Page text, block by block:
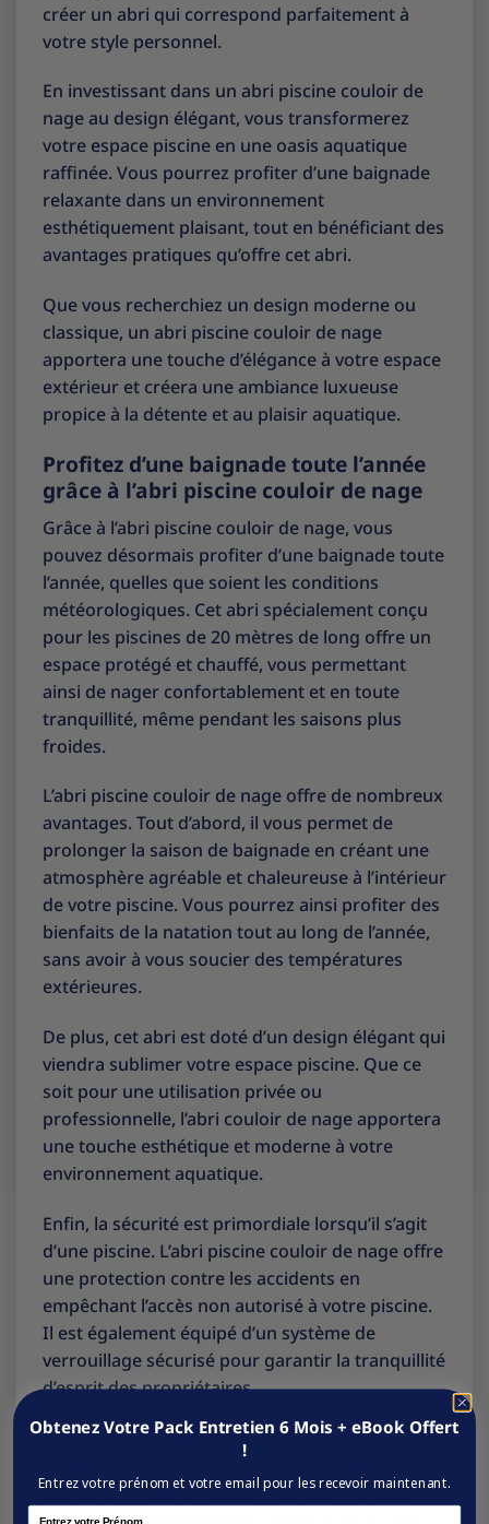
créer un abri qui correspond parfaitement à
votre style personnel.
En investissant dans un abri piscine couloir de
nage au design élégant, vous transformerez
votre espace piscine en une oasis aquatique
raffinée. Vous pourrez profiter d’une baignade
relaxante dans un environnement
esthétiquement plaisant, tout en bénéficiant des
avantages pratiques qu’offre cet abri.
Que vous recherchiez un design moderne ou
classique, un abri piscine couloir de nage
apportera une touche d’élégance à votre espace
extérieur et créera une ambiance luxueuse
propice à la détente et au plaisir aquatique.
Profitez d’une baignade toute l’année
grâce à l’abri piscine couloir de nage
Grâce à l’abri piscine couloir de nage, vous
pouvez désormais profiter d’une baignade toute
l’année, quelles que soient les conditions
météorologiques. Cet abri spécialement conçu
pour les piscines de 20 mètres de long offre un
espace protégé et chauffé, vous permettant
ainsi de nager confortablement et en toute
tranquillité, même pendant les saisons plus
froides.
L’abri piscine couloir de nage offre de nombreux
avantages. Tout d’abord, il vous permet de
prolonger la saison de baignade en créant une
atmosphère agréable et chaleureuse à l’intérieur
de votre piscine. Vous pourrez ainsi profiter des
bienfaits de la natation tout au long de l’année,
sans avoir à vous soucier des températures
extérieures.
De plus, cet abri est doté d’un design élégant qui
viendra sublimer votre espace piscine. Que ce
soit pour une utilisation privée ou
professionnelle, l’abri couloir de nage apportera
une touche esthétique et moderne à votre
environnement aquatique.
Enfin, la sécurité est primordiale lorsqu’il s’agit
d’une piscine. L’abri piscine couloir de nage offre
une protection contre les accidents en
empêchant l’accès non autorisé à votre piscine.
Il est également équipé d’un système de
verrouillage sécurisé pour garantir la tranquillité
d’esprit des propriétaires.
Pour profiter pleinement des avantages d’un
abri piscine couloir de nage, il est important de
choisir un modèle adapté à vos besoins et de
Obtenez Votre Pack Entretien 6 Mois + eBook Offert
!
Entrez votre prénom et votre email pour les recevoir maintenant.
Name